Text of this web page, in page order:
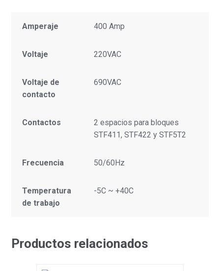
Amperaje 400 Amp
Voltaje 220VAC
Voltaje de
contacto
690VAC
Contactos
2 espacios para bloques
STF411, STF422 y STF5T2
Frecuencia 50/60Hz
Temperatura
de trabajo
-5C ~ +40C
Productos relacionados